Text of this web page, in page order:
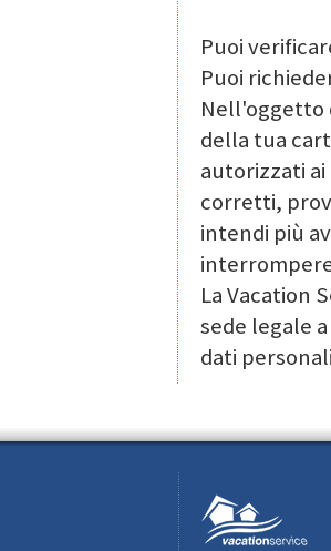
Puoi
Puoi
Nell'oggetto
della tua
autorizzati
corretti,
intendi più
La Vacation
sede legale
dati